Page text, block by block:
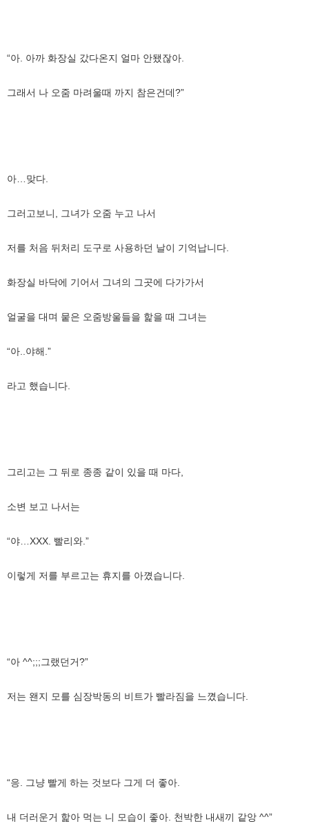
“아. 아까 화장실 갔다온지 얼마 안됐잖아.
그래서 나 오줌 마려울때 까지 참은건데?”
아…맞다.
그러고보니, 그녀가 오줌 누고 나서
저를 처음 뒤처리 도구로 사용하던 날이 기억납니다.
화장실 바닥에 기어서 그녀의 그곳에 다가가서
얼굴을 대며 뭍은 오줌방울들을 핥을 때 그녀는
“아..야해.”
라고 했습니다.
그리고는 그 뒤로 종종 같이 있을 때 마다,
소변 보고 나서는
“야…XXX. 빨리와.”
이렇게 저를 부르고는 휴지를 아꼈습니다.
“아 ^^;;;그랬던거?”
저는 왠지 모를 심장박동의 비트가 빨라짐을 느꼈습니다.
“응. 그냥 빨게 하는 것보다 그게 더 좋아.
내 더러운거 핥아 먹는 니 모습이 좋아. 천박한 내새끼 같앙 ^^”